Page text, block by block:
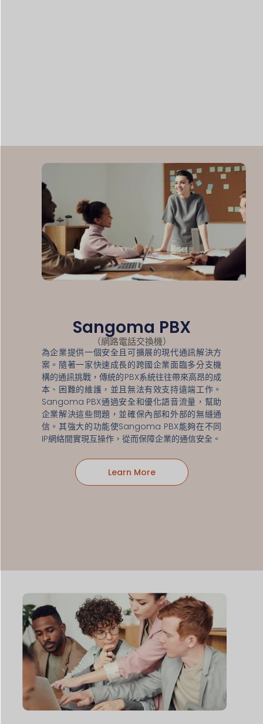
Sangoma PBX
（網路電話交換機）
為企業提供一個安全且可擴展的現代通訊解決方
案。隨著一家快速成長的跨國企業面臨多分支機
構的通訊挑戰，傳統的PBX系統往往帶來高昂的成
本、困難的維護，並且無法有效支持遠端工作。
Sangoma PBX通過安全和優化語音流量，幫助
企業解決這些問題，並確保內部和外部的無縫通
信。其強大的功能使Sangoma PBX能夠在不同
IP網絡間實現互操作，從而保障企業的通信安全。
Learn More